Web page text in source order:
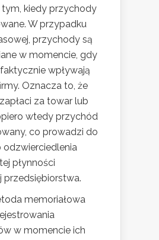
kiedy przychody
W przypadku
przychody są
w momencie, gdy
wpływają
Oznacza to, że
za towar lub
wtedy przychód
co prowadzi do
odzwierciedlenia
płynności
przedsiębiorstwa.
memoriałowa
w momencie ich